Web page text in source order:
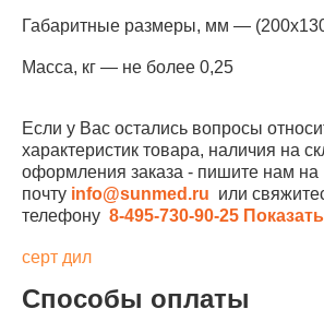
Габаритные размеры, мм —
Масса, кг — не более 0,25
Если у Вас остались вопросы
характеристик товара, наличия на
оформления заказа - пишите нам на
почту info@sunmed.ru или
телефону 8-495-730-90-25 Показать
серт дил
Способы оплаты